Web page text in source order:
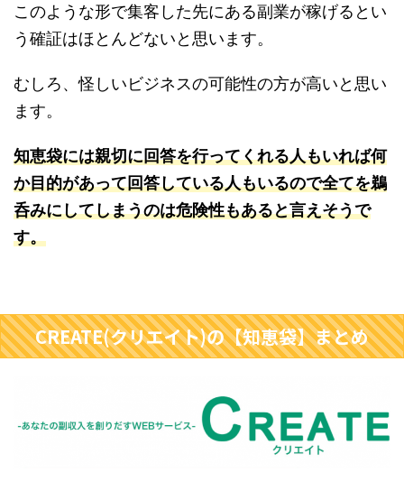
このような形で集客した先にある副業が稼げるとい
う確証はほとんどないと思います。
むしろ、怪しいビジネスの可能性の方が高いと思い
ます。
知恵袋には親切に回答を行ってくれる人もいれば何
か目的があって回答している人もいるので全てを鵜
呑みにしてしまうのは危険性もあると言えそうで
す。
CREATE(クリエイト)の【知恵袋】まとめ